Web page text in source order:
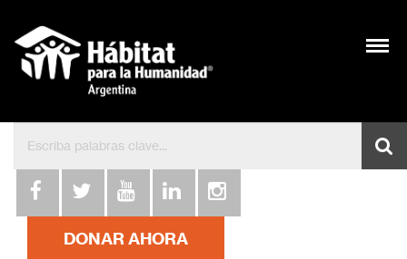
DONAR AHORA